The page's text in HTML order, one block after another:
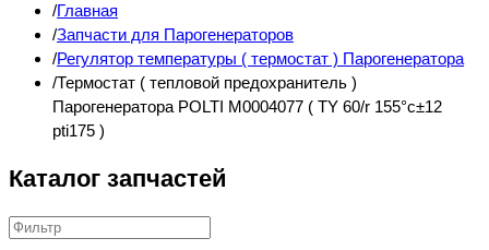
Главная
Запчасти для Парогенераторов
Регулятор температуры ( термостат ) Парогенератора
Термостат ( тепловой предохранитель )
Парогенератора POLTI M0004077 ( TY 60/r 155°c±12
pti175 )
Каталог запчастей